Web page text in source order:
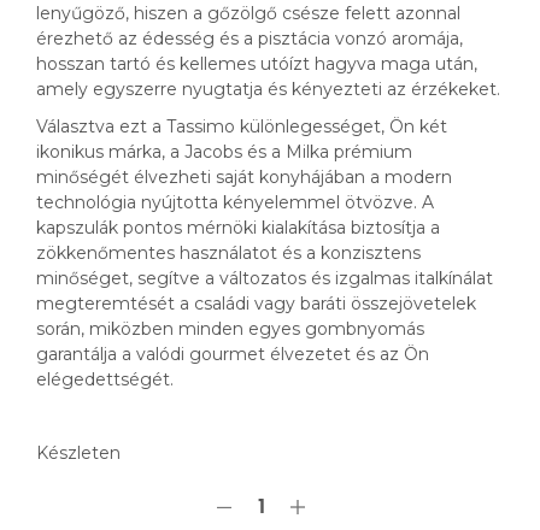
lenyűgöző, hiszen a gőzölgő csésze felett azonnal
érezhető az édesség és a pisztácia vonzó aromája,
hosszan tartó és kellemes utóízt hagyva maga után,
amely egyszerre nyugtatja és kényezteti az érzékeket.
Választva ezt a Tassimo különlegességet, Ön két
ikonikus márka, a Jacobs és a Milka prémium
minőségét élvezheti saját konyhájában a modern
technológia nyújtotta kényelemmel ötvözve. A
kapszulák pontos mérnöki kialakítása biztosítja a
zökkenőmentes használatot és a konzisztens
minőséget, segítve a változatos és izgalmas italkínálat
megteremtését a családi vagy baráti összejövetelek
során, miközben minden egyes gombnyomás
garantálja a valódi gourmet élvezetet és az Ön
elégedettségét.
Készleten